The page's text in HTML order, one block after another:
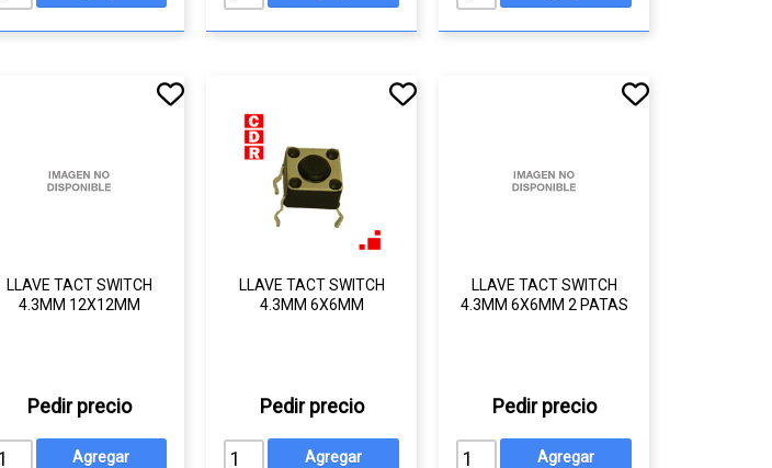
LLAVE TACT SWITCH
4.3MM 12X12MM
Pedir precio
LLAVE TACT SWITCH
4.3MM 6X6MM
Pedir precio
LLAVE TACT SWITCH
4.3MM 6X6MM 2 PATAS
Pedir precio